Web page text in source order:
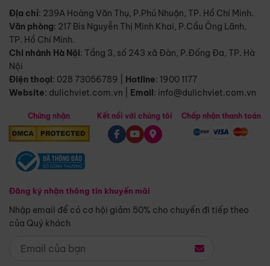
Địa chỉ: 239A Hoàng Văn Thụ, P.Phú Nhuận, TP. Hồ Chí Minh.
Văn phòng: 217 Bis Nguyễn Thị Minh Khai, P.Cầu Ông Lãnh,
TP. Hồ Chí Minh.
Chi nhánh Hà Nội: Tầng 3, số 243 xã Đàn, P.Đống Đa, TP. Hà
Nội
Điện thoại: 028 73056789 Hotline: 1900 1177
Website: dulichviet.com.vn Email: info@dulichviet.com.vn
Chứng nhận
Đăng ký nhận thông tin khuyến mãi
Nhập email để có cơ hội giảm 50% cho chuyến đi tiếp theo
của Quý khách
Kết nối với chúng tôi Chấp nhận thanh toán